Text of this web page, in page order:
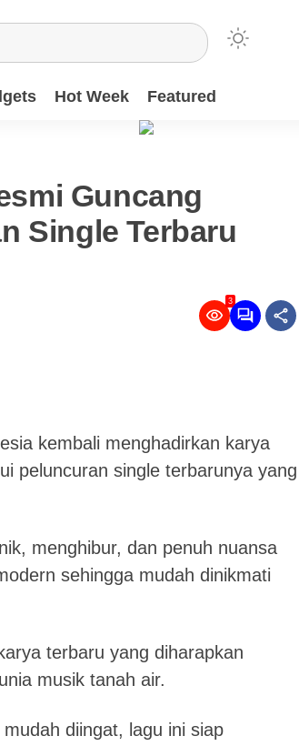
Hot Week Featured
Guncang
Single Terbaru
3
kembali menghadirkan karya
peluncuran single terbarunya yang
menghibur, dan penuh nuansa
sehingga mudah dinikmati
terbaru yang diharapkan
musik tanah air.
diingat, lagu ini siap